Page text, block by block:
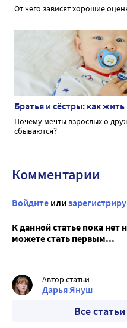
От чего зависят хорошие
Братья и сёстры: как
Почему мечты взрослых о
сбываются?
Комментарии
Войдите или
К данной статье пока
можете стать первым...
Автор статьи
Дарья Януш
Все